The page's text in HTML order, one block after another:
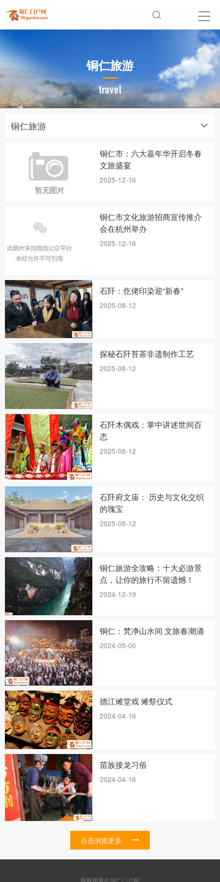
铜仁旅游
travel
铜仁旅游
铜仁市：六大嘉年华开启冬春
文旅盛宴
2025-12-16
铜仁市文化旅游招商宣传推介
会在杭州举办
2025-12-16
石阡：仡佬印染迎“新春”
2025-08-12
探秘石阡苔茶非遗制作工艺
2025-08-12
石阡木偶戏：掌中讲述世间百
态
2025-08-12
石阡府文庙： 历史与文化交织
的瑰宝
2025-08-12
铜仁旅游全攻略：十大必游景
点，让你的旅行不留遗憾！
2024-12-19
铜仁：梵净山水间 文旅春潮涌
2024-05-06
德江傩堂戏 傩祭仪式
2024-04-16
苗族接龙习俗
2024-04-16
点击浏览更多
版权所有©铜仁门户网